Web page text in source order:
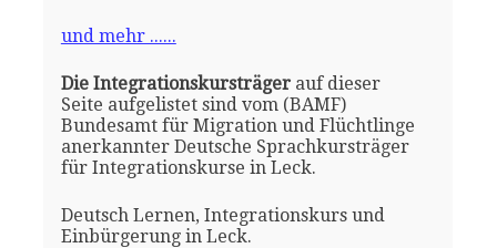
und mehr ......
Die Integrationskursträgerauf dieser
Seite aufgelistet sind vom (BAMF)
Bundesamt für Migration und Flüchtlinge
anerkannter Deutsche Sprachkursträger
für Integrationskurse in Leck.
Deutsch Lernen, Integrationskurs und
Einbürgerung in Leck.